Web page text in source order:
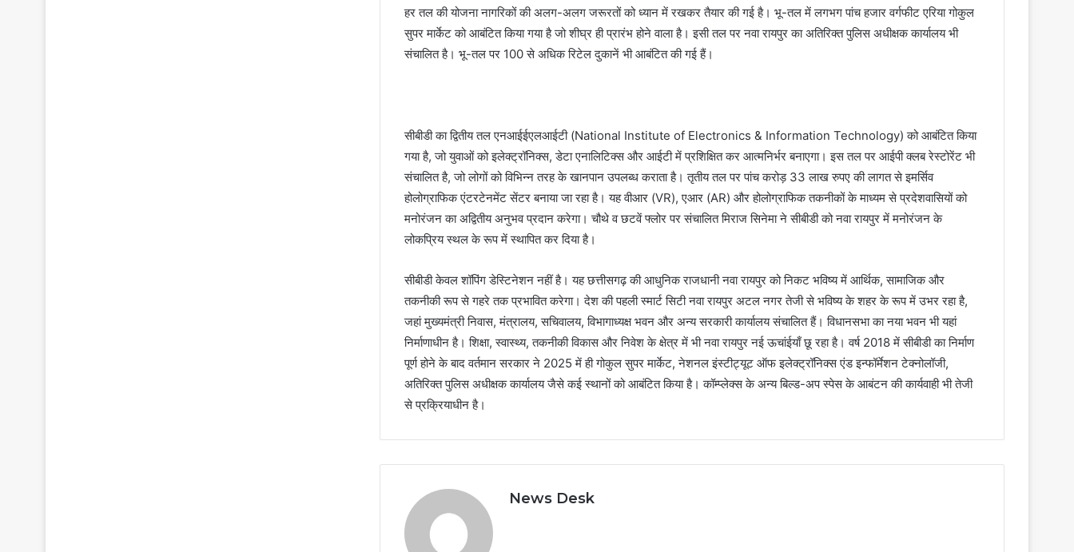
हर तल की योजना नागरिकों की अलग-अलग जरूरतों को ध्यान में रखकर तैयार की गई है। भू-तल में लगभग पांच हजार वर्गफीट एरिया गोकुल
सुपर मार्केट को आबंटित किया गया है जो शीघ्र ही प्रारंभ होने वाला है। इसी तल पर नवा रायपुर का अतिरिक्त पुलिस अधीक्षक कार्यालय भी
संचालित है। भू-तल पर 100 से अधिक रिटेल दुकानें भी आबंटित की गई हैं।
सीबीडी का द्वितीय तल एनआईईएलआईटी (National Institute of Electronics & Information Technology) को आबंटित किया
गया है, जो युवाओं को इलेक्ट्रॉनिक्स, डेटा एनालिटिक्स और आईटी में प्रशिक्षित कर आत्मनिर्भर बनाएगा। इस तल पर आईपी क्लब रेस्टोरेंट भी
संचालित है, जो लोगों को विभिन्न तरह के खानपान उपलब्ध कराता है। तृतीय तल पर पांच करोड़ 33 लाख रुपए की लागत से इमर्सिव
होलोग्राफिक एंटरटेनमेंट सेंटर बनाया जा रहा है। यह वीआर (VR), एआर (AR) और होलोग्राफिक तकनीकों के माध्यम से प्रदेशवासियों को
मनोरंजन का अद्वितीय अनुभव प्रदान करेगा। चौथे व छटवें फ्लोर पर संचालित मिराज सिनेमा ने सीबीडी को नवा रायपुर में मनोरंजन के
लोकप्रिय स्थल के रूप में स्थापित कर दिया है।
सीबीडी केवल शॉपिंग डेस्टिनेशन नहीं है। यह छत्तीसगढ़ की आधुनिक राजधानी नवा रायपुर को निकट भविष्य में आर्थिक, सामाजिक और
तकनीकी रूप से गहरे तक प्रभावित करेगा। देश की पहली स्मार्ट सिटी नवा रायपुर अटल नगर तेजी से भविष्य के शहर के रूप में उभर रहा है,
जहां मुख्यमंत्री निवास, मंत्रालय, सचिवालय, विभागाध्यक्ष भवन और अन्य सरकारी कार्यालय संचालित हैं। विधानसभा का नया भवन भी यहां
निर्माणाधीन है। शिक्षा, स्वास्थ्य, तकनीकी विकास और निवेश के क्षेत्र में भी नवा रायपुर नई ऊचांईयाँ छू रहा है। वर्ष 2018 में सीबीडी का निर्माण
पूर्ण होने के बाद वर्तमान सरकार ने 2025 में ही गोकुल सुपर मार्केट, नेशनल इंस्टीट्यूट ऑफ इलेक्ट्रॉनिक्स एंड इन्फॉर्मेशन टेक्नोलॉजी,
अतिरिक्त पुलिस अधीक्षक कार्यालय जैसे कई स्थानों को आबंटित किया है। कॉम्प्लेक्स के अन्य बिल्ड-अप स्पेस के आबंटन की कार्यवाही भी तेजी
से प्रक्रियाधीन है।
News Desk